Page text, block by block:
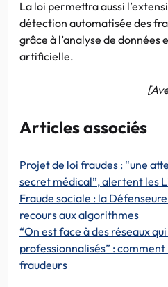
La loi permettra aussi
détection automatisée des
grâce à l’analyse de données
artificielle.
Articles associés
Projet de loi fraudes : “une
secret médical”, alertent les
Fraude sociale : la
recours aux algorithmes
“On est face à des réseaux
professionnalisés” :
fraudeurs